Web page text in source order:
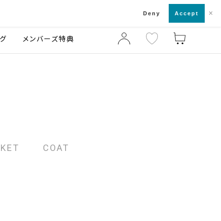
店舗一覧・来店予約
メンバーズ特典
COAT
Deny Accept ×